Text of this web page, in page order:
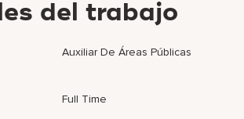
del trabajo
Auxiliar De Áreas Públicas
Full Time